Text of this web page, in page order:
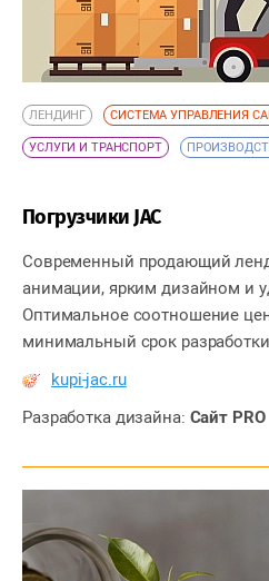
ЛЕНДИНГ СИСТЕМА УПРАВЛЕНИЯ
УСЛУГИ И ТРАНСПОРТ
Погрузчики JAC
Современный продающий
анимации, ярким дизайном и
Оптимальное соотношение
минимальный срок
kupi-jac.ru
Разработка дизайна: Сайт PRO